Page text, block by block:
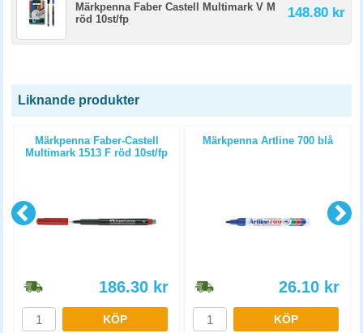
Märkpenna Faber Castell Multimark V M
röd 10st/fp
148.80 kr
Liknande produkter
Märkpenna Faber-Castell
Multimark 1513 F röd 10st/fp
186.30 kr
KÖP
Märkpenna Artline 700 blå
26.10 kr
KÖP